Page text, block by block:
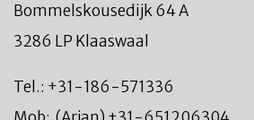
Bommelskousedijk 64 A
3286 LP Klaaswaal
Tel.: +31-186-571336